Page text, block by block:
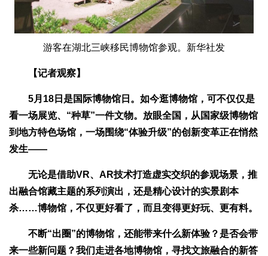
游客在湖北三峡移民博物馆参观。新华社发
【记者观察】
5月18日是国际博物馆日。如今逛博物馆，可不仅仅是
看一场展览、“种草”一件文物。放眼全国，从国家级博物馆
到地方特色场馆，一场围绕“体验升级”的创新变革正在悄然
发生——
无论是借助VR、AR技术打造虚实交织的参观场景，推
出融合馆藏主题的系列演出，还是精心设计的实景剧本
杀……博物馆，不仅更好看了，而且变得更好玩、更有料。
不断“出圈”的博物馆，还能带来什么新体验？是否会带
来一些新问题？我们走进各地博物馆，寻找文旅融合的新答